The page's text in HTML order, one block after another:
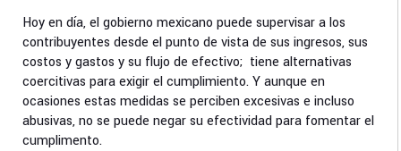
Hoy en día, el gobierno mexicano puede supervisar a los
contribuyentes desde el punto de vista de sus ingresos, sus
costos y gastos y su flujo de efectivo; tiene alternativas
coercitivas para exigir el cumplimiento. Y aunque en
ocasiones estas medidas se perciben excesivas e incluso
abusivas, no se puede negar su efectividad para fomentar el
cumplimento.